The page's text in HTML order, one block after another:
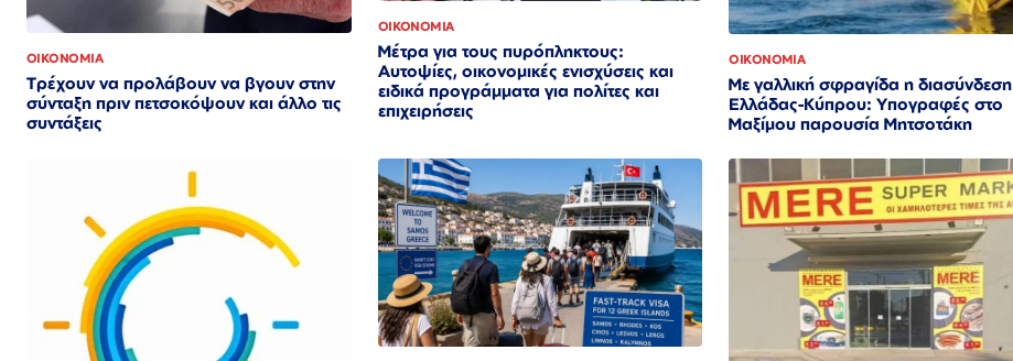
ΟΙΚΟΝΟΜΙΑ
Τρέχουν να προλάβουν να βγουν στην
σύνταξη πριν πετσοκόψουν και άλλο τις
συντάξεις
ΟΙΚΟΝΟΜΙΑ
Μέτρα για τους πυρόπληκτους:
Αυτοψίες, οικονομικές ενισχύσεις και
ειδικά προγράμματα για πολίτες και
επιχειρήσεις
ΟΙΚΟΝΟΜΙΑ
Με γαλλική σφραγίδα η διασύνδεση
Ελλάδας-Κύπρου: Υπογραφές στο
Μαξίμου παρουσία Μητσοτάκη